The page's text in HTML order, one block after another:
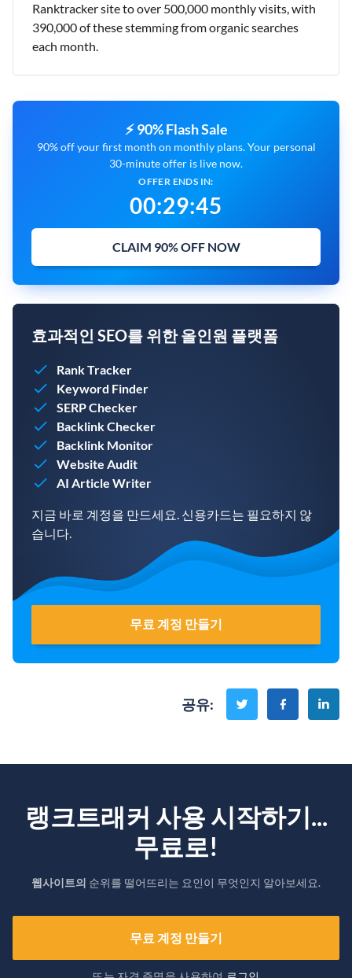
Ranktracker site to over 500,000 monthly visits, with
390,000 of these stemming from organic searches
each month.
⚡ 90% Flash Sale
90% off your first month on monthly plans. Your personal
30-minute offer is live now.
OFFER ENDS IN:
00:29:45
CLAIM 90% OFF NOW
효과적인 SEO를 위한 올인원 플랫폼
Rank Tracker
Keyword Finder
SERP Checker
Backlink Checker
Backlink Monitor
Website Audit
AI Article Writer
지금 바로 계정을 만드세요. 신용카드는 필요하지 않
습니다.
무료 계정 만들기
공유:
랭크트래커 사용 시작하기...
무료로!
웹사이트의 순위를 떨어뜨리는 요인이 무엇인지 알아보세요.
무료 계정 만들기